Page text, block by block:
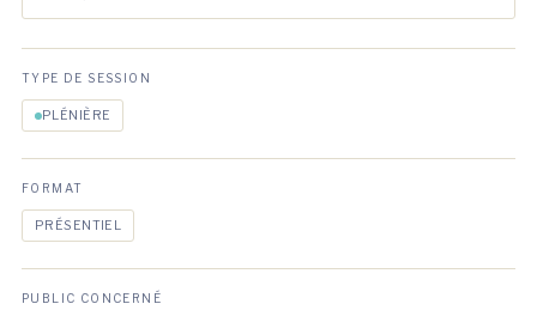
TYPE DE SESSION
PLÉNIÈRE
FORMAT
PRÉSENTIEL
PUBLIC CONCERNÉ